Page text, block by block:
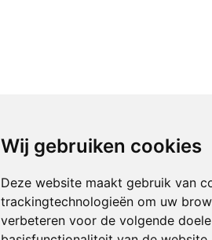
Wij gebruiken cookies
Deze website maakt gebruik van
trackingtechnologieën om uw
verbeteren voor de volgende